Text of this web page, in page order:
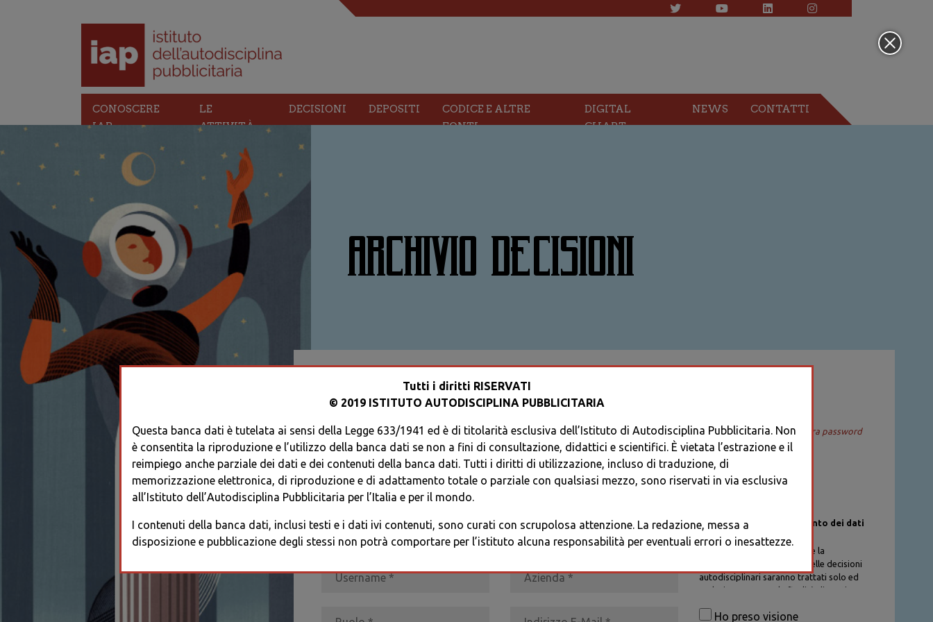
CONOSCERE
IAP
LE
ATTIVITÀ
DECISIONI DEPOSITI
CODICE E ALTRE
FONTI
DIGITAL
CHART
NEWS CONTATTI
ARCHIVIO DECISIONI
ACCEDI AL TUO PROFILO
ACCEDI
Recupera password
REGISTRATI * I CAMPI CONTRASSEGNATI SONO OBBLIGATORI
Informativa sul trattamento dei dati
personali
I dati personali di chi richiede la
registrazione al Database delle decisioni
autodisciplinari saranno trattati solo ed
esclusivamente per la finalità di gestione
procedure previste dal Codice di
Ho preso visione
Tutti i diritti RISERVATI
© 2019 ISTITUTO AUTODISCIPLINA PUBBLICITARIA
Questa banca dati è tutelata ai sensi della Legge 633/1941 ed è di titolarità esclusiva dell’Istituto di Autodisciplina Pubblicitaria. Non
è consentita la riproduzione e l’utilizzo della banca dati se non a fini di consultazione, didattici e scientifici. È vietata l’estrazione e il
reimpiego anche parziale dei dati e dei contenuti della banca dati. Tutti i diritti di utilizzazione, incluso di traduzione, di
memorizzazione elettronica, di riproduzione e di adattamento totale o parziale con qualsiasi mezzo, sono riservati in via esclusiva
all’Istituto dell’Autodisciplina Pubblicitaria per l’Italia e per il mondo.
I contenuti della banca dati, inclusi testi e i dati ivi contenuti, sono curati con scrupolosa attenzione. La redazione, messa a
disposizione e pubblicazione degli stessi non potrà comportare per l’istituto alcuna responsabilità per eventuali errori o inesattezze.